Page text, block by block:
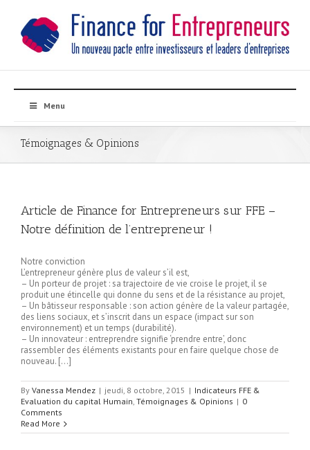
Menu
Témoignages & Opinions
Article de Finance for Entrepreneurs sur FFE –
Notre définition de l’entrepreneur !
Notre conviction
L’entrepreneur génère plus de valeur s’il est,
– Un porteur de projet : sa trajectoire de vie croise le projet, il se
produit une étincelle qui donne du sens et de la résistance au projet,
– Un bâtisseur responsable : son action génère de la valeur partagée,
des liens sociaux, et s’inscrit dans un espace (impact sur son
environnement) et un temps (durabilité).
– Un innovateur : entreprendre signifie ‘prendre entre’, donc
rassembler des éléments existants pour en faire quelque chose de
nouveau. […]
By Vanessa Mendez | jeudi, 8 octobre, 2015 | Indicateurs FFE &
Evaluation du capital Humain, Témoignages & Opinions | 0
Comments
Read More